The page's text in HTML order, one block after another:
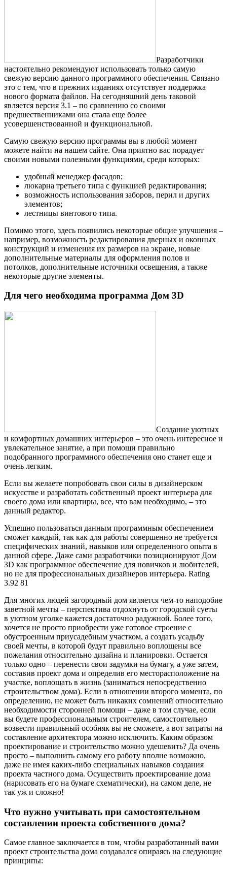
Разработчики
настоятельно рекомендуют использовать только самую
свежую версию данного программного обеспечения. Связано
это с тем, что в прежних изданиях отсутствует поддержка
нового формата файлов. На сегодняшний день таковой
является версия 3.1 – по сравнению со своими
предшественниками она стала еще более
усовершенствованной и функциональной.
Самую свежую версию программы вы в любой момент
можете найти на нашем сайте. Она приятно вас порадует
своими новыми полезными функциями, среди которых:
удобный менеджер фасадов;
люкарна третьего типа с функцией редактирования;
возможность использования заборов, перил и других
элементов;
лестницы винтового типа.
Помимо этого, здесь появились некоторые общие улучшения –
например, возможность редактирования дверных и оконных
конструкций и изменения их размеров на экране, новые
дополнительные материалы для оформления полов и
потолков, дополнительные источники освещения, а также
некоторые другие элементы.
Для чего необходима программа Дом 3D
Создание уютных
и комфортных домашних интерьеров – это очень интересное и
увлекательное занятие, а при помощи правильно
подобранного программного обеспечения оно станет еще и
очень легким.
Если вы желаете попробовать свои силы в дизайнерском
искусстве и разработать собственный проект интерьера для
своего дома или квартиры, все, что вам необходимо, – это
данный редактор.
Успешно пользоваться данным программным обеспечением
сможет каждый, так как для работы совершенно не требуется
специфических знаний, навыков или определенного опыта в
данной сфере. Даже сами разработчики позиционируют Дом
3D как программное обеспечение для новичков и любителей,
но не для профессиональных дизайнеров интерьера. Rating
3.92 81
Для многих людей загородный дом является чем-то наподобие
заветной мечты – перспектива отдохнуть от городской суеты
в уютном уголке кажется достаточно радужной. Более того,
хочется не просто приобрести уже готовое строение с
обустроенным приусадебным участком, а создать усадьбу
своей мечты, в которой будут правильно воплощены все
пожелания относительно дизайна и планировки. Остается
только одно – перенести свои задумки на бумагу, а уже затем,
составив проект дома и определив его месторасположение на
участке, воплощать в жизнь (заниматься непосредственно
строительством дома). Если в отношении второго момента, по
определению, не может быть никаких сомнений относительно
необходимости сторонней помощи – даже в том случае, если
вы будете профессиональным строителем, самостоятельно
возвести правильный особняк вы не сможете, а вот затраты на
составление архитектора можно исключить. Каким образом
проектирование и строительство можно удешевить? Да очень
просто – выполнить самому его работу вполне возможно,
даже не имея каких-либо специальных навыков создания
проекта частного дома. Осуществить проектирование дома
(нарисовать его на бумаге схематически), на самом деле, не
так уж и сложно!
Что нужно учитывать при самостоятельном
составлении проекта собственного дома?
Самое главное заключается в том, чтобы разработанный вами
проект строительства дома создавался опираясь на следующие
принципы: